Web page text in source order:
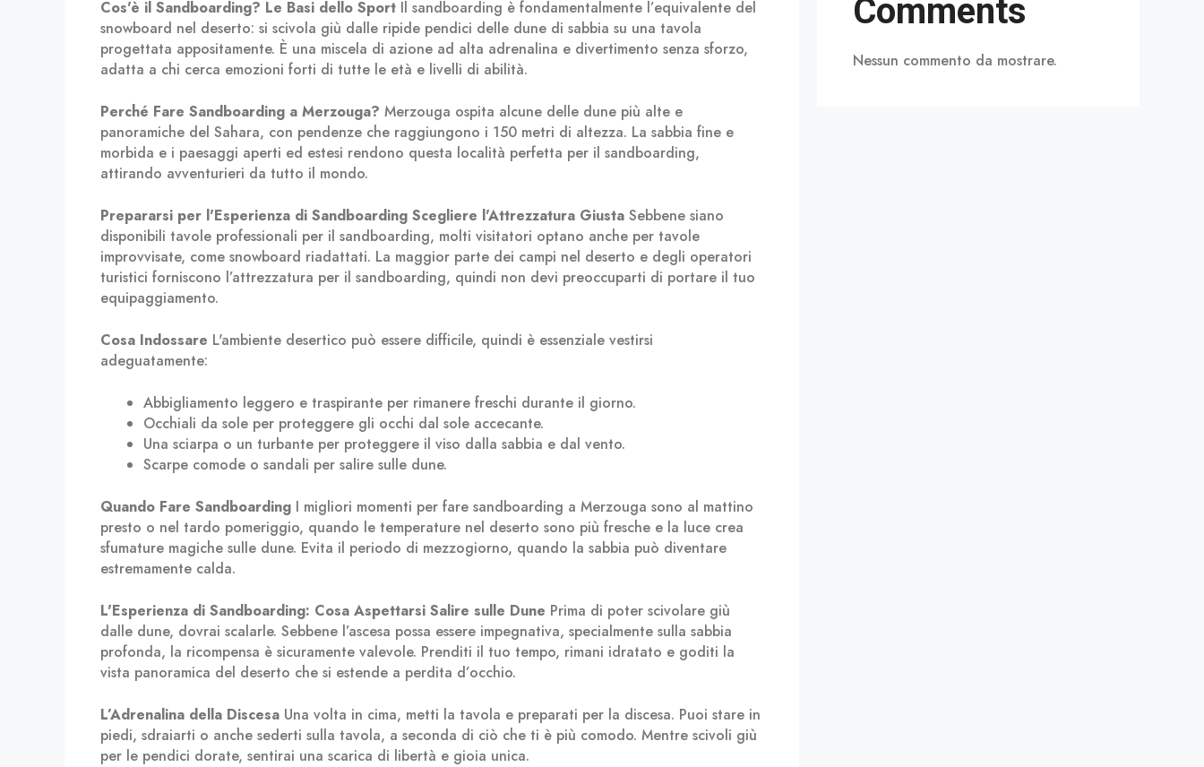
Cos'è il Sandboarding? Le Basi dello Sport Il sandboarding è fondamentalmente l’equivalente del
snowboard nel deserto: si scivola giù dalle ripide pendici delle dune di sabbia su una tavola
progettata appositamente. È una miscela di azione ad alta adrenalina e divertimento senza sforzo,
adatta a chi cerca emozioni forti di tutte le età e livelli di abilità.
Perché Fare Sandboarding a Merzouga? Merzouga ospita alcune delle dune più alte e
panoramiche del Sahara, con pendenze che raggiungono i 150 metri di altezza. La sabbia fine e
morbida e i paesaggi aperti ed estesi rendono questa località perfetta per il sandboarding,
attirando avventurieri da tutto il mondo.
Prepararsi per l'Esperienza di Sandboarding Scegliere l'Attrezzatura Giusta Sebbene siano
disponibili tavole professionali per il sandboarding, molti visitatori optano anche per tavole
improvvisate, come snowboard riadattati. La maggior parte dei campi nel deserto e degli operatori
turistici forniscono l’attrezzatura per il sandboarding, quindi non devi preoccuparti di portare il tuo
equipaggiamento.
Cosa Indossare L'ambiente desertico può essere difficile, quindi è essenziale vestirsi
adeguatamente:
Abbigliamento leggero e traspirante per rimanere freschi durante il giorno.
Occhiali da sole per proteggere gli occhi dal sole accecante.
Una sciarpa o un turbante per proteggere il viso dalla sabbia e dal vento.
Scarpe comode o sandali per salire sulle dune.
Quando Fare Sandboarding I migliori momenti per fare sandboarding a Merzouga sono al mattino
presto o nel tardo pomeriggio, quando le temperature nel deserto sono più fresche e la luce crea
sfumature magiche sulle dune. Evita il periodo di mezzogiorno, quando la sabbia può diventare
estremamente calda.
L'Esperienza di Sandboarding: Cosa Aspettarsi Salire sulle Dune Prima di poter scivolare giù
dalle dune, dovrai scalarle. Sebbene l’ascesa possa essere impegnativa, specialmente sulla sabbia
profonda, la ricompensa è sicuramente valevole. Prenditi il tuo tempo, rimani idratato e goditi la
vista panoramica del deserto che si estende a perdita d’occhio.
L’Adrenalina della Discesa Una volta in cima, metti la tavola e preparati per la discesa. Puoi stare in
piedi, sdraiarti o anche sederti sulla tavola, a seconda di ciò che ti è più comodo. Mentre scivoli giù
per le pendici dorate, sentirai una scarica di libertà e gioia unica.
Comments
Nessun commento da mostrare.